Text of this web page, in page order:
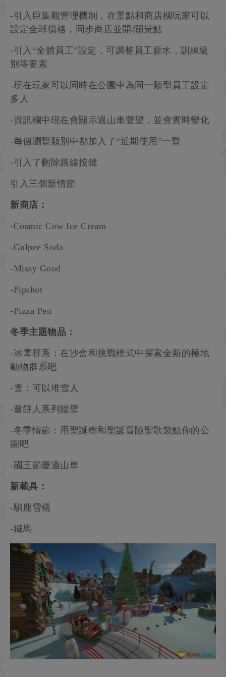
-引入巨集觀管理機制，在景點和商店欄玩家可以
設定全球價格，同步商店並開/關景點
-引入“全體員工”設定，可調整員工薪水，訓練級
別等要素
-現在玩家可以同時在公園中為同一類型員工設定
多人
-資訊欄中現在會顯示過山車聲望，並會實時變化
-每個瀏覽類別中都加入了“近期使用”一覽
-引入了刪除路線按鍵
引入三個新情節
新商店：
-Cosmic Cow Ice Cream
-Gulpee Soda
-Missy Good
-Pipshot
-Pizza Pen
冬季主題物品：
-冰雪群系：在沙盒和挑戰模式中探索全新的極地
動物群系吧
-雪：可以堆雪人
-薑餅人系列牆壁
-冬季情節：用聖誕樹和聖誕冒險聖歌裝點你的公
園吧
-國王節慶過山車
新載具：
-馴鹿雪橇
-鐵馬